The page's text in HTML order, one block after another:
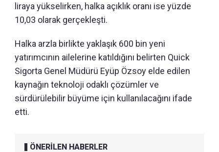
liraya yükselirken, halka açıklık oranı ise yüzde
10,03 olarak gerçekleşti.
Halka arzla birlikte yaklaşık 600 bin yeni
yatırımcının ailelerine katıldığını belirten Quick
Sigorta Genel Müdürü Eyüp Özsoy elde edilen
kaynağın teknoloji odaklı çözümler ve
sürdürülebilir büyüme için kullanılacağını ifade
etti.
ÖNERİLEN HABERLER